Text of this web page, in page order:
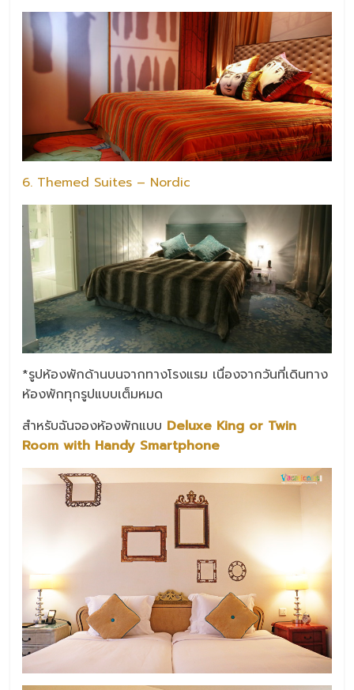
6. Themed Suites – Nordic
*รูปห้องพักด้านบนจากทางโรงแรม เนื่องจากวันที่เดินทาง
ห้องพักทุกรูปแบบเต็มหมด
สำหรับฉันจองห้องพักแบบ Deluxe King or Twin
Room with Handy Smartphone